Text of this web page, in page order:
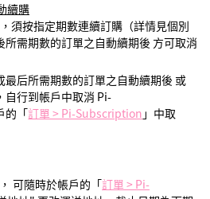
續購
須按指定期數連續訂購（詳情見個別
所需期數的訂單之自動續期後 方可取消
最后所需期數的訂單之自動續期後 或
自行到帳戶中取消 Pi-
的「訂單 > Pi-Subscription 」中取
可隨時於帳戶的「訂單 > Pi-